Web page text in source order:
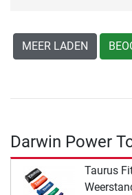
MEER LADEN
Darwin Power
Taurus